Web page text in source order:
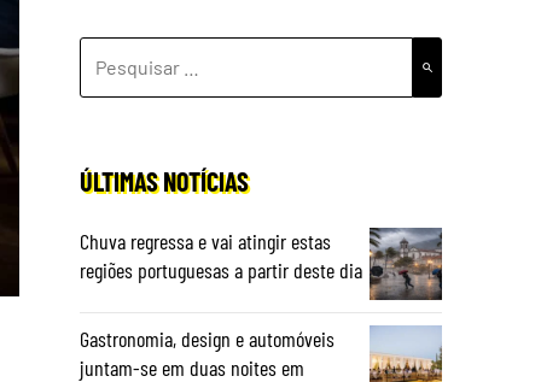
POR:
ÚLTIMAS NOTÍCIAS
Chuva regressa e vai atingir estas
regiões portuguesas a partir deste dia
Gastronomia, design e automóveis
juntam-se em duas noites em